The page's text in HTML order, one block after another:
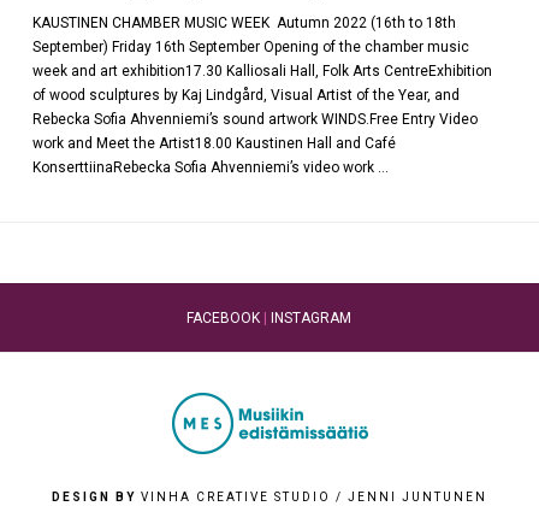
KAUSTINEN CHAMBER MUSIC WEEK Autumn 2022 (16th to 18th
September) Friday 16th September Opening of the chamber music
week and art exhibition17.30 Kalliosali Hall, Folk Arts CentreExhibition
of wood sculptures by Kaj Lindgård, Visual Artist of the Year, and
Rebecka Sofia Ahvenniemi’s sound artwork WINDS.Free Entry Video
work and Meet the Artist18.00 Kaustinen Hall and Café
KonserttiinaRebecka Sofia Ahvenniemi’s video work …
FACEBOOK INSTAGRAM
DESIGN BY VINHA CREATIVE STUDIO / JENNI JUNTUNEN